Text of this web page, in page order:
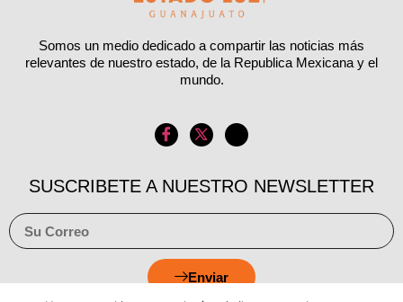
Somos un medio dedicado a compartir las noticias más
relevantes de nuestro estado, de la Republica Mexicana y el
mundo.
SUSCRIBETE A NUESTRO NEWSLETTER
Enviar